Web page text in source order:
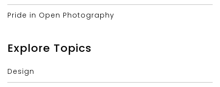
Pride in Open Photography
Explore Topics
Design